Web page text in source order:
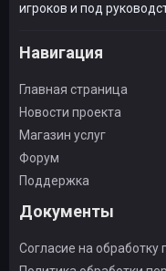
игроков и под
Навигация
Главная страница
Новости проекта
Магазин услуг
Форум
Поддержка
Документы
Согласие на